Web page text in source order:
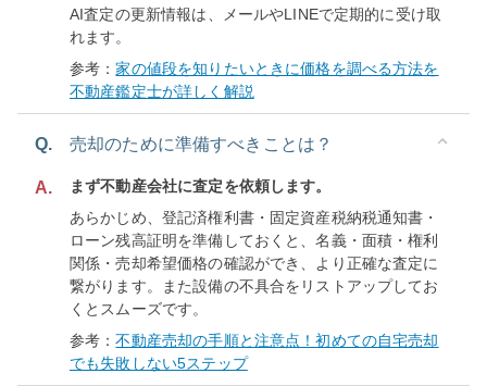
AI査定の更新情報は、メールやLINEで定期的に受け取
れます。
参考：家の値段を知りたいときに価格を調べる方法を
不動産鑑定士が詳しく解説
Q. 売却のために準備すべきことは？
A.
まず不動産会社に査定を依頼します。
あらかじめ、登記済権利書・固定資産税納税通知書・
ローン残高証明を準備しておくと、名義・面積・権利
関係・売却希望価格の確認ができ、より正確な査定に
繋がります。また設備の不具合をリストアップしてお
くとスムーズです。
参考：不動産売却の手順と注意点！初めての自宅売却
でも失敗しない5ステップ